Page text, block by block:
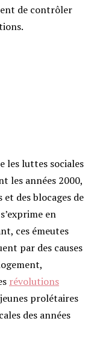
de contrôler
les luttes sociales
les années 2000,
des blocages de
en
ces émeutes
par des causes
révolutions
prolétaires
des années